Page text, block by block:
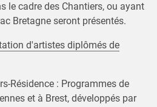
le cadre des Chantiers, ou ayant
Bretagne seront présentés.
d'artistes diplômés de
Résidence : Programmes de
et à Brest, développés par